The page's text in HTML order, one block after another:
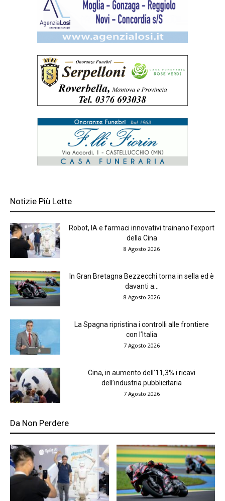
Notizie Più Lette
Robot, IA e farmaci innovativi trainano l’export
della Cina
8 Agosto 2026
In Gran Bretagna Bezzecchi torna in sella ed è
davanti a...
8 Agosto 2026
La Spagna ripristina i controlli alle frontiere
con l’Italia
7 Agosto 2026
Cina, in aumento dell’11,3% i ricavi
dell’industria pubblicitaria
7 Agosto 2026
Da Non Perdere